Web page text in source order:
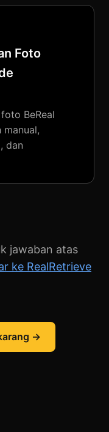
Foto
BeReal
manual,
dan
jawaban atas
ke RealRetrieve
→